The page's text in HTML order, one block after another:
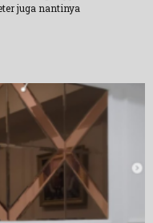
juga nantinya